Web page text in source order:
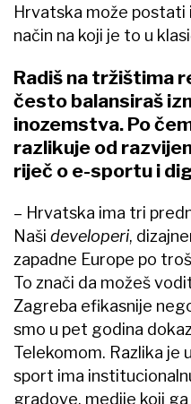
Hrvatska može
način na koji je to u
Radiš na tržištima
često balansiraš
inozemstva. Po
razlikuje od
riječ o e-sportu i
– Hrvatska ima tri
Naši developeri,
zapadne Europe po
To znači da možeš
Zagreba efikasnije
smo u pet godina
Telekomom. Razlika je
sport ima
gradove, medije koji